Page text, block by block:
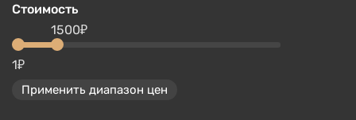
Стоимость
1₽
1500₽
Применить диапазон цен